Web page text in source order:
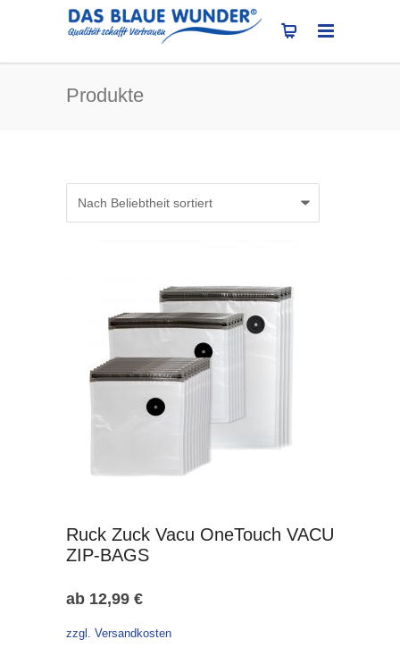
Produkte
Ruck Zuck Vacu OneTouch VACU
ZIP-BAGS
ab 12,99 €
zzgl. Versandkosten